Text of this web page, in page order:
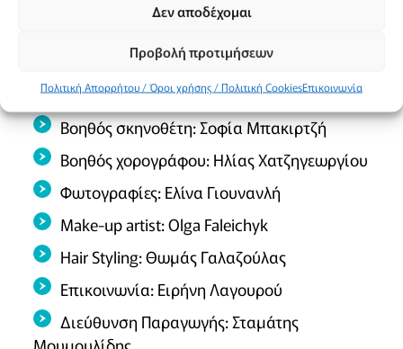
Δεν αποδέχομαι
Προβολή προτιμήσεων
Πολιτική Απορρήτου / Όροι χρήσης / Πολιτική CookiesΕπικοινωνία
Καραντζάς
Βοηθός σκηνοθέτη: Σοφία Μπακιρτζή
Βοηθός χορογράφου: Ηλίας Χατζηγεωργίου
Φωτογραφίες: Ελίνα Γιουνανλή
Make-up artist: Olga Faleichyk
Hair Styling: Θωμάς Γαλαζούλας
Επικοινωνία: Ειρήνη Λαγουρού
Διεύθυνση Παραγωγής: Σταμάτης
Μουμουλίδης